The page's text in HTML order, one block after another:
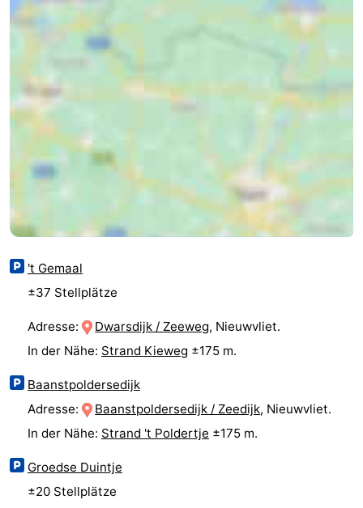
Route
Parken
Reisebuchshop
Medizin
Adressen
Region
Zeeland
Domburg
Zoutelande
-
Vlissingen
Middelburg
Zeeuws-
Vlaanderen
't Gemaal
±37 Stellplätze
Adresse: Dwarsdijk / Zeeweg, Nieuwvliet.
In der Nähe: Strand Kieweg ±175 m.
Baanstpoldersedijk
Adresse:
Baanstpoldersedijk / Zeedijk, Nieuwvliet.
In der Nähe: Strand 't Poldertje ±175 m.
Groedse Duintje
±20 Stellplätze